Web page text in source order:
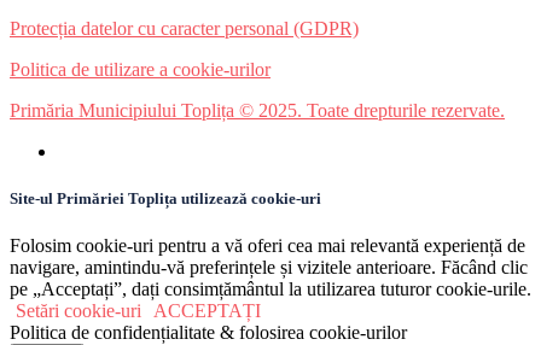
Protecția datelor cu caracter personal (GDPR)
Politica de utilizare a cookie-urilor
Primăria Municipiului Toplița © 2025. Toate drepturile rezervate.
Site-ul Primăriei Toplița utilizează cookie-uri
Folosim cookie-uri pentru a vă oferi cea mai relevantă experiență de
navigare, amintindu-vă preferințele și vizitele anterioare. Făcând clic
pe „Acceptați”, dați consimțământul la utilizarea tuturor cookie-urile.
Setări cookie-uri ACCEPTAȚI
Politica de confidențialitate & folosirea cookie-urilor